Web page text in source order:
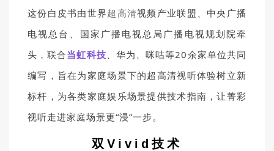
这份白皮书由世界超高清视频产业联盟、中央广播
电视总台、国家广播电视总局广播电视规划院牵
头，联合当虹科技、华为、咪咕等20余家单位共同
编写，旨在为家庭场景下的超高清视听体验树立新
标杆，为各类家庭娱乐场景提供技术指南，让菁彩
视听走进家庭场景更“浸”一步。
双Vivid技术